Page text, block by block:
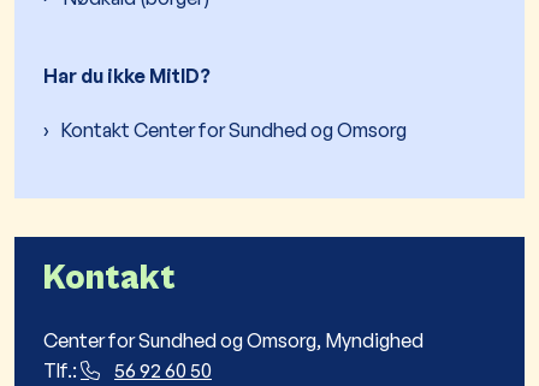
Har du ikke MitID?
Kontakt Center for Sundhed og Omsorg
Kontakt
Center for Sundhed og Omsorg, Myndighed
Tlf.:
56 92 60 50